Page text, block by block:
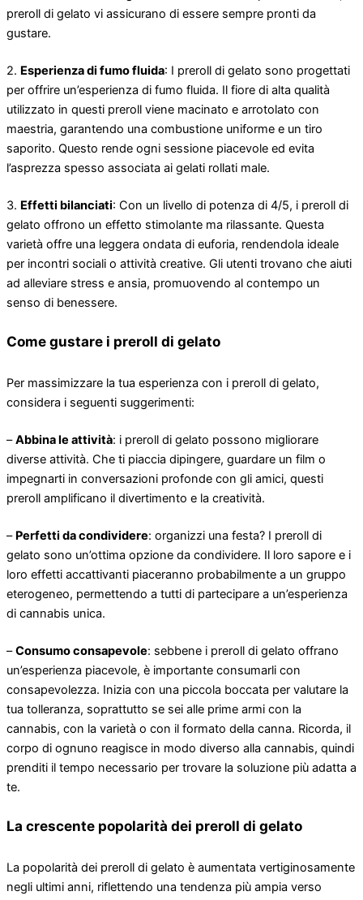
preroll di gelato vi assicurano di essere sempre pronti da
gustare.
2. Esperienza di fumo fluida: I preroll di gelato sono progettati
per offrire un’esperienza di fumo fluida. Il fiore di alta qualità
utilizzato in questi preroll viene macinato e arrotolato con
maestria, garantendo una combustione uniforme e un tiro
saporito. Questo rende ogni sessione piacevole ed evita
l’asprezza spesso associata ai gelati rollati male.
3. Effetti bilanciati: Con un livello di potenza di 4/5, i preroll di
gelato offrono un effetto stimolante ma rilassante. Questa
varietà offre una leggera ondata di euforia, rendendola ideale
per incontri sociali o attività creative. Gli utenti trovano che aiuti
ad alleviare stress e ansia, promuovendo al contempo un
senso di benessere.
Come gustare i preroll di gelato
Per massimizzare la tua esperienza con i preroll di gelato,
considera i seguenti suggerimenti:
–Abbina le attività: i preroll di gelato possono migliorare
diverse attività. Che ti piaccia dipingere, guardare un film o
impegnarti in conversazioni profonde con gli amici, questi
preroll amplificano il divertimento e la creatività.
– Perfetti da condividere: organizzi una festa? I preroll di
gelato sono un’ottima opzione da condividere. Il loro sapore e i
loro effetti accattivanti piaceranno probabilmente a un gruppo
eterogeneo, permettendo a tutti di partecipare a un’esperienza
di cannabis unica.
–Consumo consapevole: sebbene i preroll di gelato offrano
un’esperienza piacevole, è importante consumarli con
consapevolezza. Inizia con una piccola boccata per valutare la
tua tolleranza, soprattutto se sei alle prime armi con la
cannabis, con la varietà o con il formato della canna. Ricorda, il
corpo di ognuno reagisce in modo diverso alla cannabis, quindi
prenditi il ​​tempo necessario per trovare la soluzione più adatta a
te.
La crescente popolarità dei preroll di gelato
La popolarità dei preroll di gelato è aumentata vertiginosamente
negli ultimi anni, riflettendo una tendenza più ampia verso